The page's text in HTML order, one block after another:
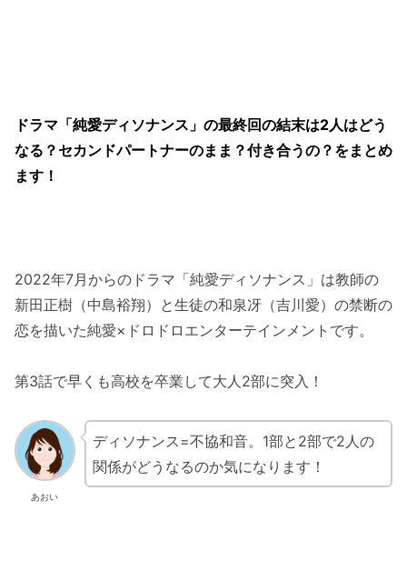
ドラマ「純愛ディソナンス」の最終回の結末は2人はどう
なる？セカンドパートナーのまま？付き合うの？をまとめ
ます！
2022年7月からのドラマ「純愛ディソナンス」は教師の
新田正樹（中島裕翔）と生徒の和泉冴（吉川愛）の禁断の
恋を描いた純愛×ドロドロエンターテインメントです。
第3話で早くも高校を卒業して大人2部に突入！
あおい
ディソナンス=不協和音。1部と2部で2人の
関係がどうなるのか気になります！